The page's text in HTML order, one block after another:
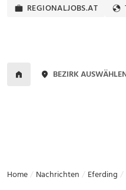
REGIONALJOBS.AT
BEZIRK
Home Nachrichten Eferding